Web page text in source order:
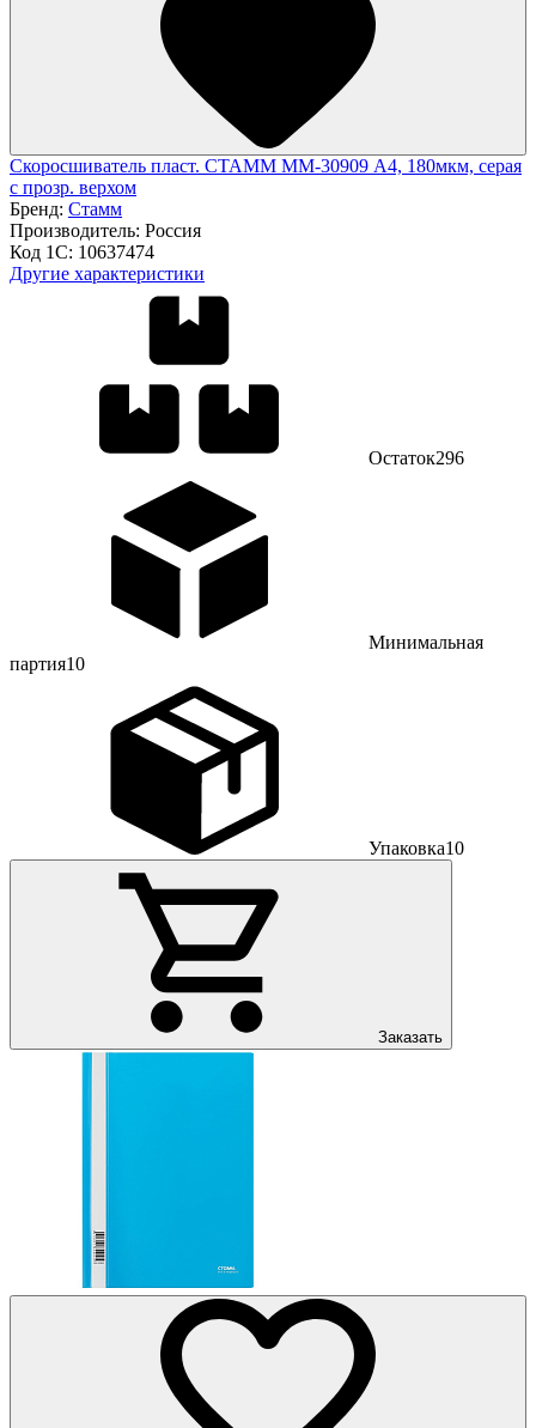
Скоросшиватель пласт. СТАММ ММ-30909 А4, 180мкм, серая
с прозр. верхом
Бренд: Стамм
Производитель: Россия
Код 1С: 10637474
Другие характеристики
Остаток296
Минимальная
партия10
Упаковка10
Заказать